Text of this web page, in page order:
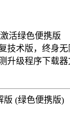
激活绿色便携版
技术版，终身无
升级程序下载器
版 (绿色便携版)